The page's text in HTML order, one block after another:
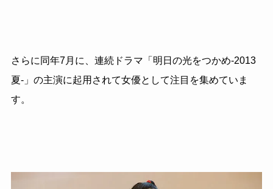
さらに同年7月に、連続ドラマ「明日の光をつかめ-2013
夏-」の主演に起用されて女優として注目を集めていま
す。